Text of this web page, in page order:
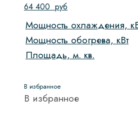
64 400 руб
Мощность охлаждения,
Мощность обогрева, кВт
Площадь, м. кв.
В избранное
В избранное